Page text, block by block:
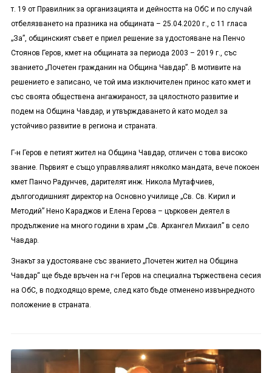
т. 19 от Правилник за организацията и дейността на ОбС и по случай
отбелязването на празника на общината – 25.04.2020 г., с 11 гласа
„За”, общинският съвет е приел решение за удостояване на Пенчо
Стоянов Геров, кмет на общината за периода 2003 – 2019 г., със
званието „Почетен гражданин на Община Чавдар”. В мотивите на
решението е записано, че той има изключителен принос като кмет и
със своята обществена ангажираност, за цялостното развитие и
подем на Община Чавдар, и утвърждаването й като модел за
устойчиво развитие в региона и страната.
Г-н Геров е петият жител на Община Чавдар, отличен с това високо
звание. Първият е също управлявалият няколко мандата, вече покоен
кмет Панчо Радунчев, дарителят инж. Никола Мутафчиев,
дългогодишният директор на Основно училище „Св. Св. Кирил и
Методий” Нено Караджов и Елена Герова – църковен деятел в
продължение на много години в храм „Св. Архангел Михаил” в село
Чавдар.
Знакът за удостояване със званието „Почетен жител на Община
Чавдар“ ще бъде връчен на г-н Геров на специална тържествена сесия
на ОбС, в подходящо време, след като бъде отменено извънредното
положение в страната.